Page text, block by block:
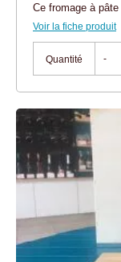
Ce fromage à
Voir la fiche produit
Quantité -